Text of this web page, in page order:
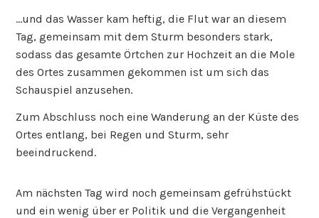
…und das Wasser kam heftig, die Flut war an diesem
Tag, gemeinsam mit dem Sturm besonders stark,
sodass das gesamte Örtchen zur Hochzeit an die Mole
des Ortes zusammen gekommen ist um sich das
Schauspiel anzusehen.
Zum Abschluss noch eine Wanderung an der Küste des
Ortes entlang, bei Regen und Sturm, sehr
beeindruckend.
Am nächsten Tag wird noch gemeinsam gefrühstückt
und ein wenig über er Politik und die Vergangenheit